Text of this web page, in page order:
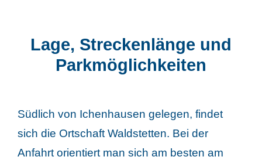
Lage, Streckenlänge und
Parkmöglichkeiten
Südlich von Ichenhausen gelegen, findet
sich die Ortschaft Waldstetten. Bei der
Anfahrt orientiert man sich am besten am